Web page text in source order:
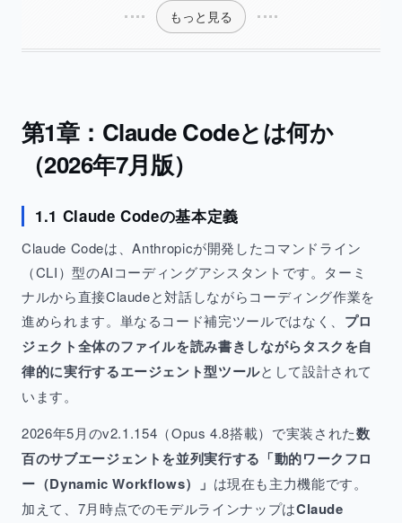
もっと見る
第1章：Claude Codeとは何か
（2026年7月版）
1.1 Claude Codeの基本定義
Claude Codeは、Anthropicが開発したコマンドライン
（CLI）型のAIコーディングアシスタントです。ターミ
ナルから直接Claudeと対話しながらコーディング作業を
進められます。単なるコード補完ツールではなく、 プロ
ジェクト全体のファイルを読み書きしながらタスクを自
律的に実行するエージェント型ツールとして設計されて
います。
2026年5月のv2.1.154（Opus 4.8搭載）で実装された数
百のサブエージェントを並列実行する「動的ワークフロ
ー（Dynamic Workflows）」 は現在も主力機能です。
加えて、7月時点でのモデルラインナップはClaude